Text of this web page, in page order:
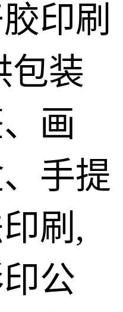
印刷
包装
画
手提
刷,
公